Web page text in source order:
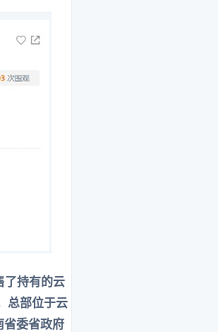
了持有的云
总部位于云
省委省政府